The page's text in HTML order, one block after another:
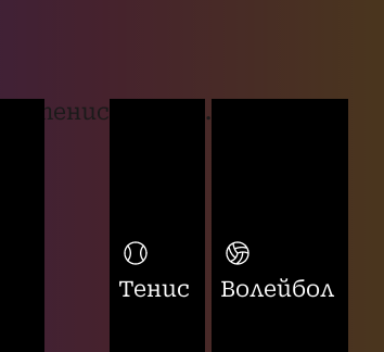
тенис
Тенис
...
Волейбол